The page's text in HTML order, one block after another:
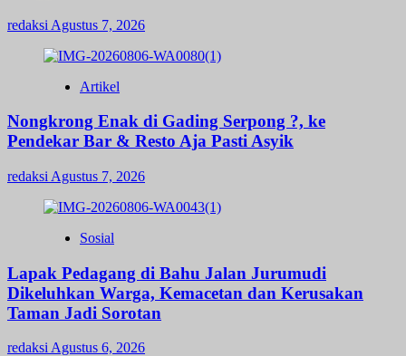
redaksi Agustus 7, 2026
Artikel
Nongkrong Enak di Gading Serpong ?, ke
Pendekar Bar & Resto Aja Pasti Asyik
redaksi Agustus 7, 2026
Sosial
Lapak Pedagang di Bahu Jalan Jurumudi
Dikeluhkan Warga, Kemacetan dan Kerusakan
Taman Jadi Sorotan
redaksi Agustus 6, 2026